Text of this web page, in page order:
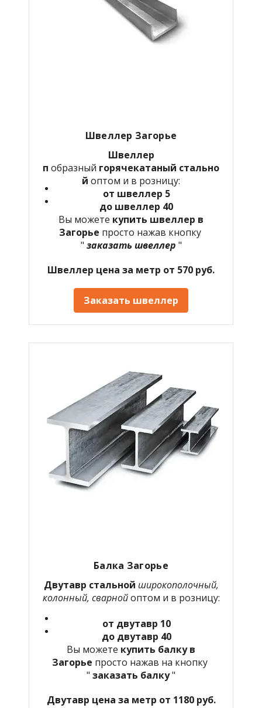
Швеллер Загорье
Швеллер
п образный горячекатаный стально
й оптом и в розницу:
от швеллер 5
до швеллер 40
Вы можете купить швеллер в
Загорье просто нажав кнопку
" заказать швеллер "
Швеллер цена за метр от 570 руб.
Заказать швеллер
Балка Загорье
Двутавр стальной широкополочный,
колонный, сварнойоптом и в розницу:
от двутавр 10
до двутавр 40
Вы можете купить балку в
Загорье просто нажав на кнопку
" заказать балку"
Двутавр цена за метр от 1180 руб.